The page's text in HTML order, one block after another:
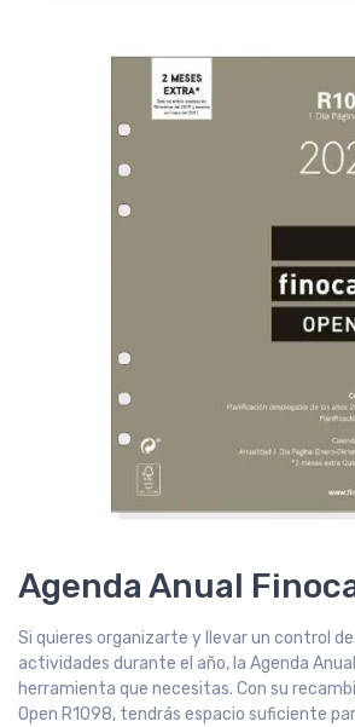
Agenda Anual
Si quieres organizarte y llevar un control
actividades durante el año, la Agenda
herramienta que necesitas. Con su
Open R1098, tendrás espacio suficiente